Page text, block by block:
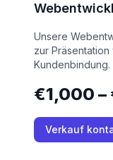
Unsere
zur
Kundenbindung.
€1,000 –
Verkauf